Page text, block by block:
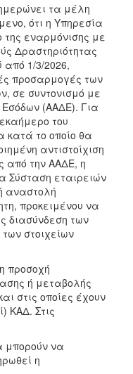
τα μέλη
ότι η Υπηρεσία
εναρμόνισης με
Δραστηριότητας
από 1/3/2026,
προσαρμογές των
σε συντονισμό με
(ΑΑΔΕ). Για
του
κατά το οποίο θα
αντιστοίχιση
από την ΑΑΔΕ, η
Σύσταση εταιρειών
αναστολή
προκειμένου να
διασύνδεση των
στοιχείων
προσοχή
ή μεταβολής
στις οποίες έχουν
ΚΑΔ. Στις
μπορούν να
η